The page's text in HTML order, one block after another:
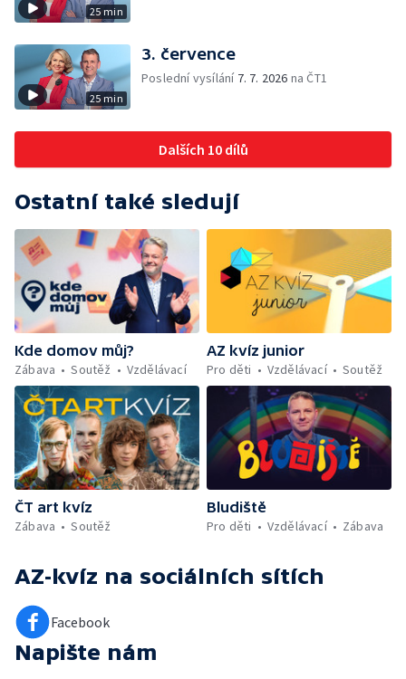
25 min
25 min
3. července
Poslední vysílání 7. 7. 2026 na ČT1
Dalších 10 dílů
Ostatní také sledují
Kde domov můj?
Zábava
Soutěž Vzdělávací
AZ kvíz junior
Pro děti
Vzdělávací Soutěž
ČT art kvíz
Zábava
Soutěž
Bludiště
Pro děti
Vzdělávací Zábava
AZ-kvíz na sociálních sítích
Facebook
Napište nám